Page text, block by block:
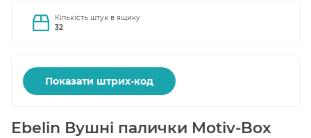
Кількість штук в ящику
32
Показати штрих-код
Ebelin Вушні палички Motiv-Box